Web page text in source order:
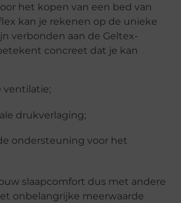
het kopen van een bed van
kan je rekenen op de unieke
verbonden aan de Geltex-
concreet dat je kan
ventilatie;
drukverlaging;
ondersteuning voor het
slaapcomfort dus met andere
onbelangrijke meerwaarde